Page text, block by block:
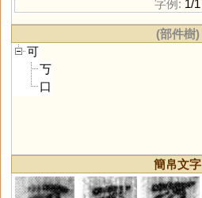
字例: 1/1
(部件樹)
可
丂
口
簡帛文字